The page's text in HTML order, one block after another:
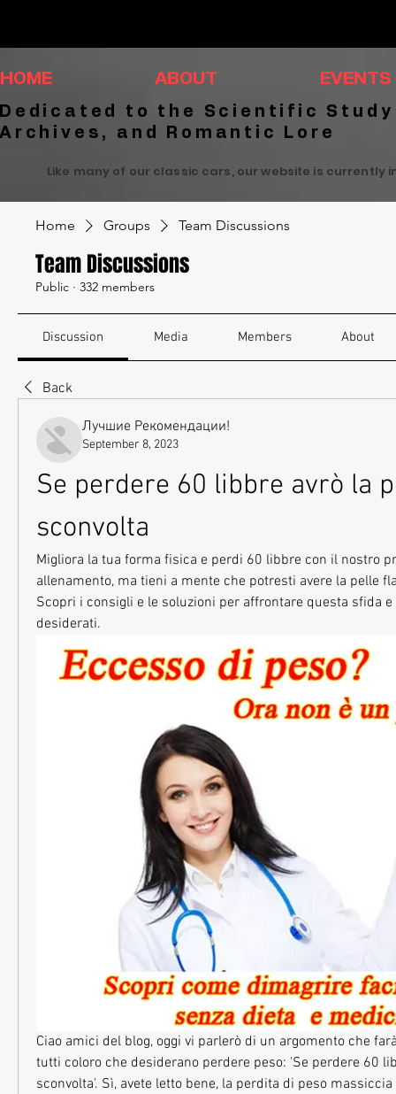
HOME ABOUT EVENTS
Dedicated to the Scientific
Archives, and Romantic Lore
Like many of our classic cars, our website is
Home Groups Team Discussions
Team Discussions
Public · 332 members
Discussion Media Members About
Back
Лучшие Рекомендации!
September 8, 2023
Se perdere 60 libbre avrò la
sconvolta
Migliora la tua forma fisica e perdi 60 libbre con il nostro
allenamento, ma tieni a mente che potresti avere la pelle
Scopri i consigli e le soluzioni per affrontare questa sfida
desiderati.
Ciao amici del blog, oggi vi parlerò di un argomento che
tutti coloro che desiderano perdere peso: 'Se perdere 60
sconvolta'. Sì, avete letto bene, la perdita di peso